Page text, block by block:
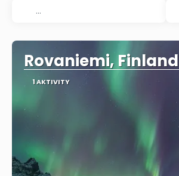
Rovaniemi, Finland
1 AKTIVITY